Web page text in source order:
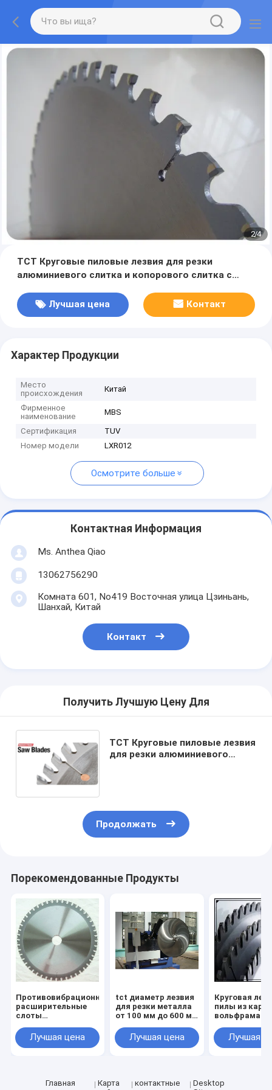
2/4
TCT Круговые пиловые лезвия для резки
алюминиевого слитка и копорового слитка с
Лучшая цена
Контакт
Характер Продукции
Место
происхождения
Китай
Фирменное
наименование
MBS
Сертификация
TUV
Номер модели
LXR012
Осмотрите больше
Контактная Информация
Ms. Anthea Qiao
13062756290
Комната 601, No419 Восточная улица Цзиньань,
Шанхай, Китай
Контакт
Получить Лучшую Цену Для
TCT Круговые пиловые лезвия
для резки алюминиевого
Продолжать
Порекомендованные Продукты
Противовибрационные
расширительные
слоты
карбида с
наконечником TCT
Лучшая цена
tct диаметр лезвия
для резки металла
от 100 мм до 600 мм
уровнем шума
лазерной резки
Лучшая цена
Круговая
пилы из
вольфрама с
Круговая
пилы TCT
Лучшая
Главная
Карта
контактные
Desktop